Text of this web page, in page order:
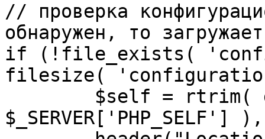
// проверка
обнаружен, то
if (!file_exists(
filesize(